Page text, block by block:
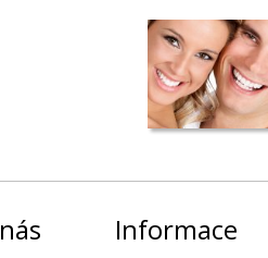
Informace